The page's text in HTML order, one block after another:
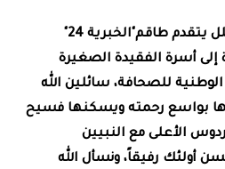
إلى أسرة الفقيدة الصغيرة
الوطنية للصحافة، سائلين الله
بواسع رحمته ويسكنها فسيح
الأعلى مع النبيين
أولئك رفيقاً، ونسأل الله